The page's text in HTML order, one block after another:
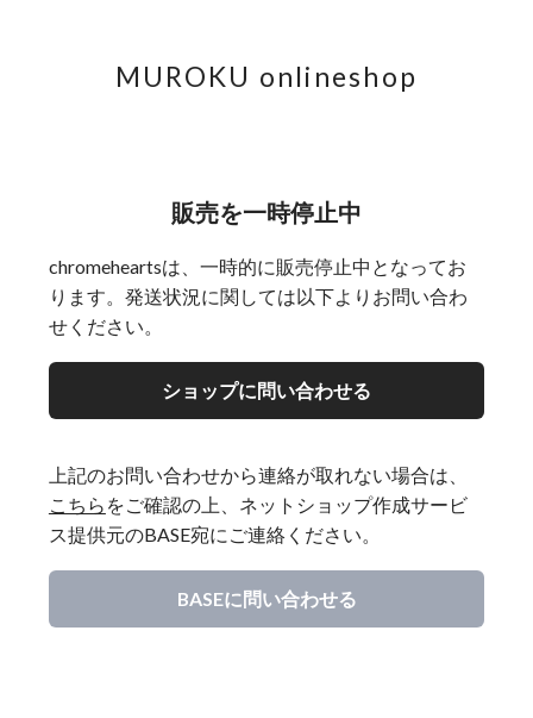
MUROKU onlineshop
販売を一時停止中
chromeheartsは、一時的に販売停止中となってお
ります。発送状況に関しては以下よりお問い合わ
せください。
ショップに問い合わせる
上記のお問い合わせから連絡が取れない場合は、
こちら をご確認の上、ネットショップ作成サービ
ス提供元のBASE宛にご連絡ください。
BASEに問い合わせる